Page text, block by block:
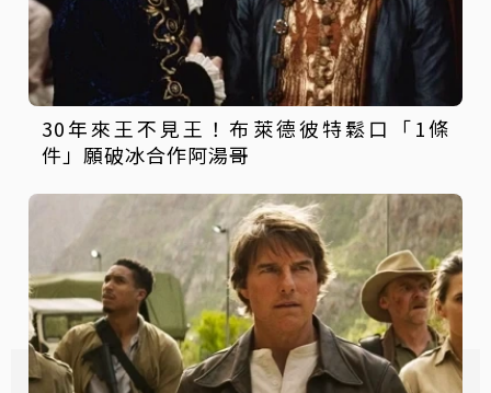
30年來王不見王！布萊德彼特鬆口「1條
件」願破冰合作阿湯哥